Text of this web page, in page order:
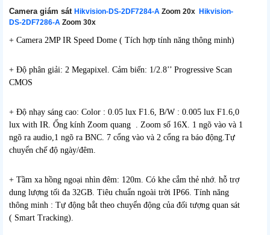
Camera giám sát Hikvision-DS-2DF7284-A Zoom 20x Hikvision-
DS-2DF7286-A Zoom 30x
+ Camera 2MP IR Speed Dome ( Tích hợp tính năng thông minh)
+ Độ phân giải: 2 Megapixel. Cảm biến: 1/2.8’’ Progressive Scan
CMOS
+ Độ nhạy sáng cao: Color : 0.05 lux F1.6, B/W : 0.005 lux F1.6,0
lux with IR. Ống kính Zoom quang . Zoom số 16X. 1 ngõ vào và 1
ngõ ra audio,1 ngõ ra BNC. 7 cổng vào và 2 cổng ra báo động.Tự
chuyển chế độ ngày/đêm.
+ Tầm xa hồng ngoại nhìn đêm: 120m. Có khe cắm thẻ nhớ. hỗ trợ
dung lượng tối đa 32GB. Tiêu chuẩn ngoài trời IP66. Tính năng
thông minh : Tự động bắt theo chuyển động của đối tượng quan sát
( Smart Tracking).